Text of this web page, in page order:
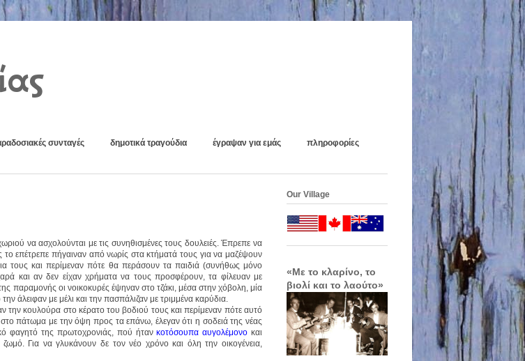
συνταγές δημοτικά τραγούδια έγραψαν για εμάς πληροφορίες
να ασχολούνται με τις συνηθισμένες τους δουλειές. Έπρεπε να
επέτρεπε πήγαιναν από νωρίς στα κτήματά τους για να μαζέψουν
τους και περίμεναν πότε θα περάσουν τα παιδιά (συνήθως μόνο
και αν δεν είχαν χρήματα να τους προσφέρουν, τα φίλευαν με
παραμονής οι νοικοκυρές έψηναν στο τζάκι, μέσα στην χόβολη, μία
άλειφαν με μέλι και την πασπάλιζαν με τριμμένα καρύδια.
κουλούρα στο κέρατο του βοδιού τους και περίμεναν πότε αυτό
πάτωμα με την όψη προς τα επάνω, έλεγαν ότι η σοδειά της νέας
φαγητό της πρωτοχρονιάς, πού ήτανκοτόσουπα αυγολέμονο και
Για να γλυκάνουν δε τον νέο χρόνο και όλη την οικογένεια,
Our Village
«Με το κλαρίνο, το
βιολί και το λαούτο»